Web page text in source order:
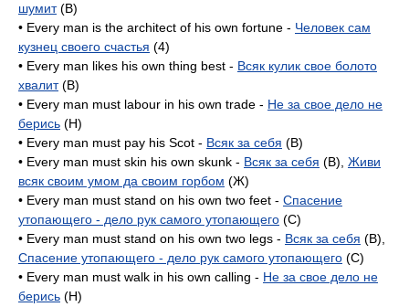
шумит(B)
• Every man is the architect of his own fortune - Человек сам
кузнец своего счастья (4)
• Every man likes his own thing best - Всяк кулик свое болото
хвалит(B)
• Every man must labour in his own trade - Не за свое дело не
берись (H)
• Every man must pay his Scot - Всяк за себя (B)
• Every man must skin his own skunk - Всяк за себя (B), Живи
всяк своим умом да своим горбом (Ж)
• Every man must stand on his own two feet - Спасение
утопающего - дело рук самого утопающего (C)
• Every man must stand on his own two legs - Всяк за себя (B),
Спасение утопающего - дело рук самого утопающего (C)
• Every man must walk in his own calling - Не за свое дело не
берись (H)